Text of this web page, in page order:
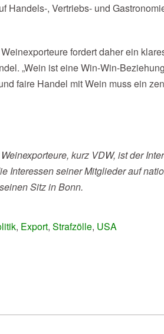
Handels-, Vertriebs- und
fordert daher ein
„Wein ist eine Win-Win-
faire Handel mit Wein muss ein
kurz VDW, ist der
Interessen seiner Mitglieder auf
Sitz in Bonn.
, Export, Strafzölle, USA